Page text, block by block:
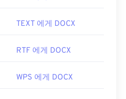
TEXT 에게 DOCX
RTF 에게 DOCX
WPS 에게 DOCX